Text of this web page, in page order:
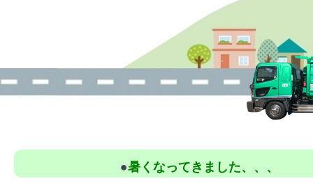
●暑くなってきました、、、